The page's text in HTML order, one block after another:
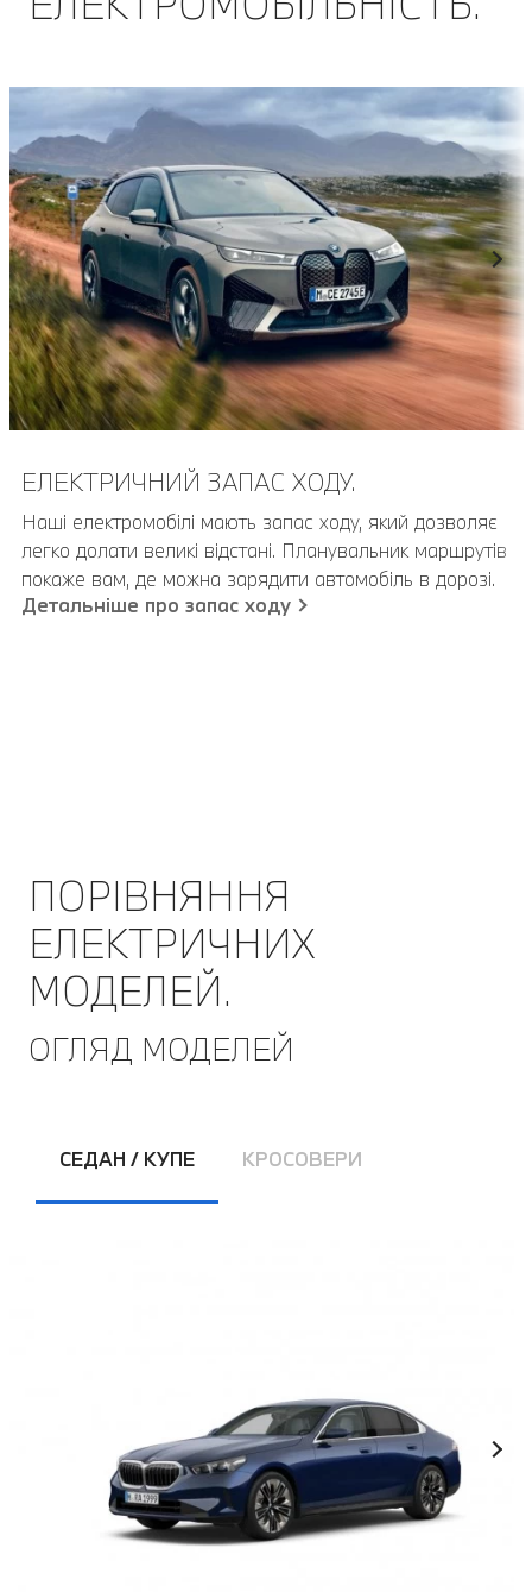
ЕЛЕКТРИЧНИЙ ЗАПАС ХОДУ.
Наші електромобілі мають запас ходу, який дозволяє
легко долати великі відстані. Планувальник маршрутів
покаже вам, де можна зарядити автомобіль в дорозі.
Детальніше про запас ходу
ПОРІВНЯННЯ
ЕЛЕКТРИЧНИХ
МОДЕЛЕЙ.
ОГЛЯД МОДЕЛЕЙ
СЕДАН / КУПЕ КРОСОВЕРИ